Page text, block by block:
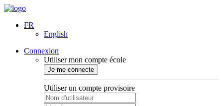
FR
English
Connexion
Utiliser mon compte école
Je me connecte
Utiliser un compte provisoire